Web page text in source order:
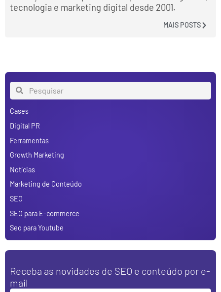
tecnologia e marketing digital desde 2001.
MAIS POSTS
Cases
Digital PR
Ferramentas
Growth Marketing
Notícias
Marketing de Conteúdo
SEO
SEO para E-commerce
Seo para Youtube
Receba as novidades de SEO e conteúdo por e-
mail